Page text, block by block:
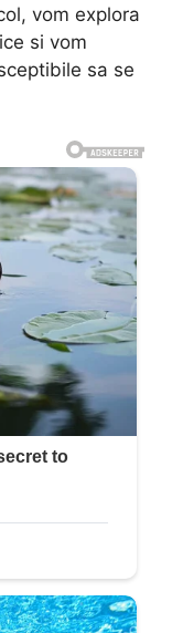
vom explora
si vom
sa se